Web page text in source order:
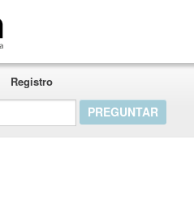
Registro